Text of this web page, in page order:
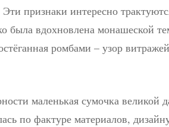
признаки интересно
была вдохновлена монашеской
ромбами – узор
маленькая сумочка
по фактуре материалов,